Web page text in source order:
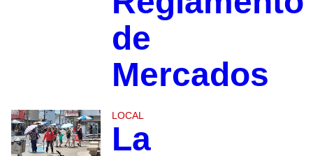
de
Mercados
LOCAL
La